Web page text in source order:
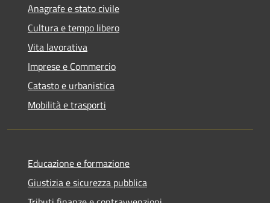
Anagrafe e stato civile
Cultura e tempo libero
Vita lavorativa
Imprese e Commercio
Catasto e urbanistica
Mobilità e trasporti
Educazione e formazione
Giustizia e sicurezza pubblica